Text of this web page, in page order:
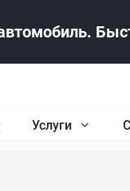
Услуги